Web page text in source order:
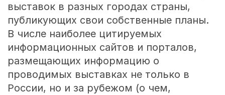
выставок в разных городах страны,
публикующих свои собственные планы.
В числе наиболее цитируемых
информационных сайтов и порталов,
размещающих информацию о
проводимых выставках не только в
России, но и за рубежом (о чем,